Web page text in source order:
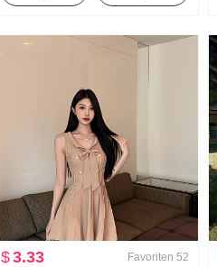
Falsches Zweiteiler Leibchen
$3.33 Favoriten 52